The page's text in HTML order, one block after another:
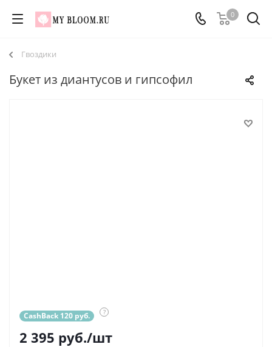
0
Гвоздики
Букет из диантусов и гипсофил
CashBack 120 руб. ?
2 395 руб./шт